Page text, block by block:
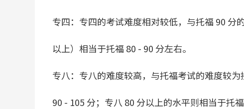
专四：专四的考试难度相对较低，与托福 90 分
以上）相当于托福 80 - 90 分左右。
专八：专八的难度较高，与托福考试的难度较
90 - 105 分；专八 80 分以上的水平则相当于托福